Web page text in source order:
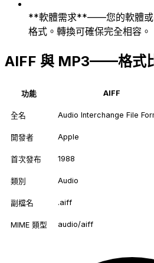
**軟體需求**——您的軟體或
格式。轉換可確保完全相容。
AIFF 與 MP3——格式
功能 AIFF
全名 Audio Interchange File
開發者 Apple
首次發布 1988
類別 Audio
副檔名 .aiff
MIME 類型 audio/aiff